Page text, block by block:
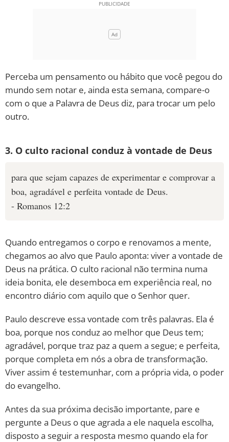
Perceba um pensamento ou hábito que você pegou do
mundo sem notar e, ainda esta semana, compare-o
com o que a Palavra de Deus diz, para trocar um pelo
outro.
3. O culto racional conduz à vontade de Deus
para que sejam capazes de experimentar e comprovar a
boa, agradável e perfeita vontade de Deus.
- Romanos 12:2
Quando entregamos o corpo e renovamos a mente,
chegamos ao alvo que Paulo aponta: viver a vontade de
Deus na prática. O culto racional não termina numa
ideia bonita, ele desemboca em experiência real, no
encontro diário com aquilo que o Senhor quer.
Paulo descreve essa vontade com três palavras. Ela é
boa, porque nos conduz ao melhor que Deus tem;
agradável, porque traz paz a quem a segue; e perfeita,
porque completa em nós a obra de transformação.
Viver assim é testemunhar, com a própria vida, o poder
do evangelho.
Antes da sua próxima decisão importante, pare e
pergunte a Deus o que agrada a ele naquela escolha,
disposto a seguir a resposta mesmo quando ela for